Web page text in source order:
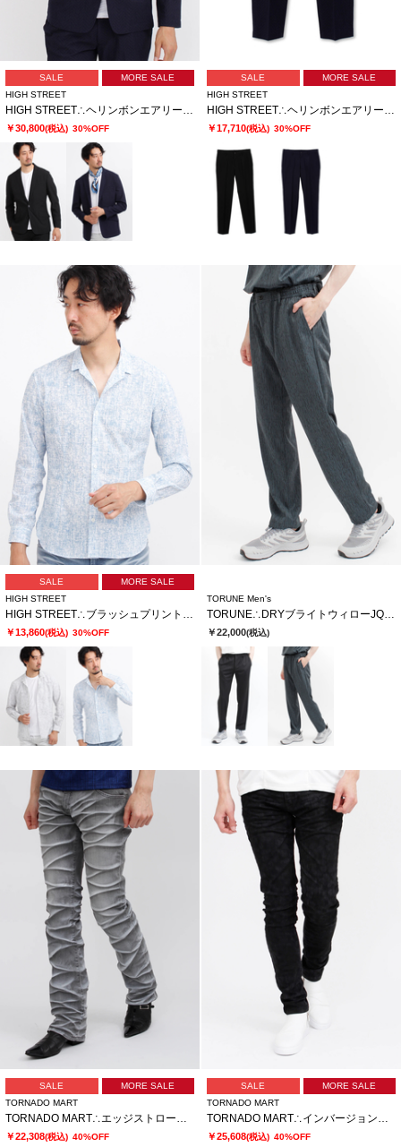
SALE
MORE SALE
HIGH STREET
￥30,800(税込) 30%OFF
SALE
MORE SALE
HIGH STREET
￥17,710(税込) 30%OFF
SALE
MORE SALE
HIGH STREET
HIGH STREET∴ブラッシュプリントサッカーショートウイングシャツ
￥13,860(税込) 30%OFF
TORUNE Men's
TORUNE∴DRYブライトウィローJQイージーPT
￥22,000(税込)
SALE
MORE SALE
TORNADO MART
TORNADO MART∴エッジストロークシューカットデニム
￥22,308(税込) 40%OFF
SALE
MORE SALE
TORNADO MART
TORNADO MART∴インバージョンレオパードスキニーデニム
￥25,608(税込) 40%OFF